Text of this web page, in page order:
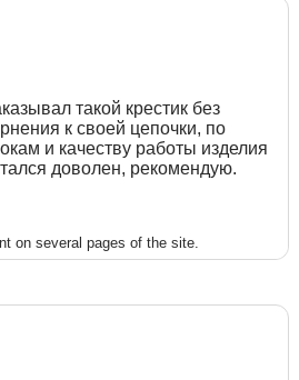
такой крестик без
к своей цепочки, по
и качеству работы изделия
доволен, рекомендую.
on several pages of the site.